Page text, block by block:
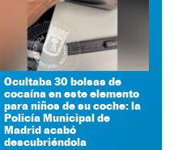
Ocultaba 30 bolsas de
cocaína en este elemento
para niños de su coche: la
Policía Municipal de
Madrid acabó
descubriéndola